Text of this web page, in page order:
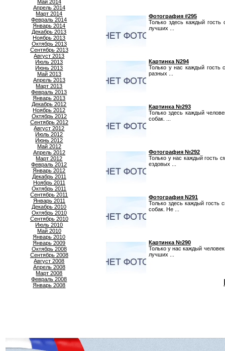
Май 2014
Апрель 2014
Март 2014
Февраль 2014
Январь 2014
Декабрь 2013
Ноябрь 2013
Октябрь 2013
Сентябрь 2013
Август 2013
Июль 2013
Июнь 2013
Май 2013
Апрель 2013
Март 2013
Февраль 2013
Январь 2013
Декабрь 2012
Ноябрь 2012
Октябрь 2012
Сентябрь 2012
Август 2012
Июль 2012
Июнь 2012
Май 2012
Апрель 2012
Март 2012
Февраль 2012
Январь 2012
Декабрь 2011
Ноябрь 2011
Октябрь 2011
Сентябрь 2011
Январь 2011
Декабрь 2010
Октябрь 2010
Сентябрь 2010
Июль 2010
Май 2010
Январь 2010
Январь 2009
Октябрь 2008
Сентябрь 2008
Август 2008
Апрель 2008
Март 2008
Февраль 2008
Январь 2008
Фотография #295
Только здесь каждый
лучших ...
Картинка N294
Только у нас каждый гость
разных ...
Картинка №293
Только здесь каждый
собак. ...
Фотография №292
Только у нас каждый гость
ездовых ...
Фотография N291
Только здесь каждый гость
собак. Не ...
Картинка №290
Только у нас каждый
лучших ...